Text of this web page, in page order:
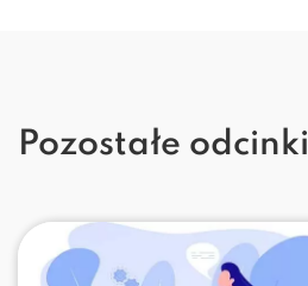
Pozostałe odcinki